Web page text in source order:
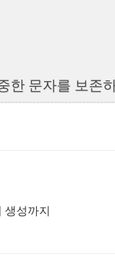
한 문자를 보존
성까지